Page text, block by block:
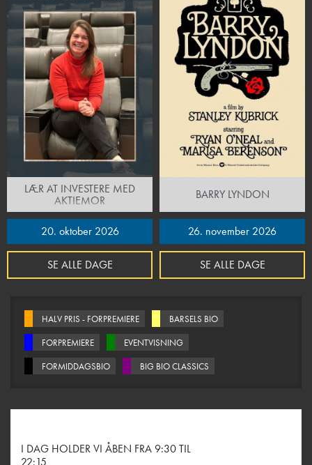
LÆR AT INVESTERE MED
AKTIEMOR
20. oktober 2026
SE ALLE DAGE
BARRY LYNDON
26. november 2026
SE ALLE DAGE
HALV PRIS - FORPREMIERE
BARSELS BIO
FORPREMIERE
EVENTVISNING
FORMIDDAGSBIO
BIG BIO CLASSICS
I DAG HOLDER VI ÅBEN FRA 9:30 TIL
22:15